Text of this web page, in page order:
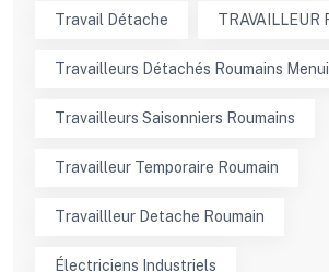
Travail Détache TRAVAILLEUR
Travailleurs Détachés Roumains
Travailleurs Saisonniers Roumains
Travailleur Temporaire Roumain
Travaillleur Detache Roumain
Électriciens Industriels